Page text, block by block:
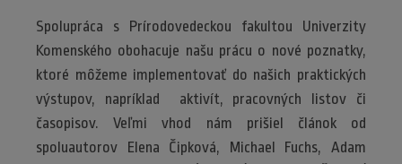
Spolupráca s Prírodovedeckou fakultou Univerzity
Komenského obohacuje našu prácu o nové poznatky,
ktoré môžeme implementovať do našich praktických
výstupov, napríklad aktivít, pracovných listov či
časopisov. Veľmi vhod nám prišiel článok od
spoluautorov Elena Čipková, Michael Fuchs, Adam